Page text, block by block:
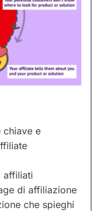
chiave e
affiliati
di affiliazione
che spieghi